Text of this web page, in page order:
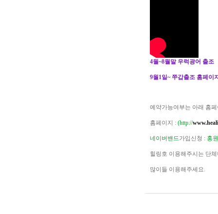
4월~8월말 우럭광어 출조
9월1일~ 쭈갑출조 홈페이
예약가능여부는 아래 홈
홈페이지 : (http://
네이버밴드가입신청 : 홍
힐링호 이용해주시는 단
많이들 이용해주세요.